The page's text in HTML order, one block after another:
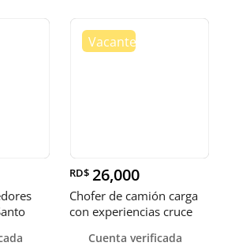
RD$ 26,000
Chofer de camión carga
con experiencias cruce
Cuenta verificada